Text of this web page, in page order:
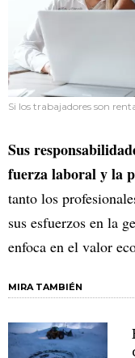
Si los trabajadores son
Sus
fuerza laboral y la
tanto los
sus esfuerzos en la
enfoca en el valor
MIRA TAMBIÉN